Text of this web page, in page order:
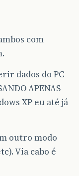
com
dados do PC
APENAS
XP eu até já
outro modo
Via cabo é